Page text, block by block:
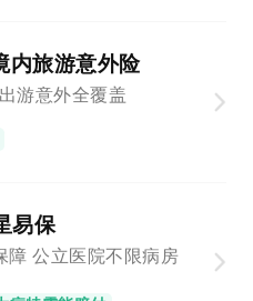
内旅游意外险
游意外全覆盖
易保
障 公立医院不限病房